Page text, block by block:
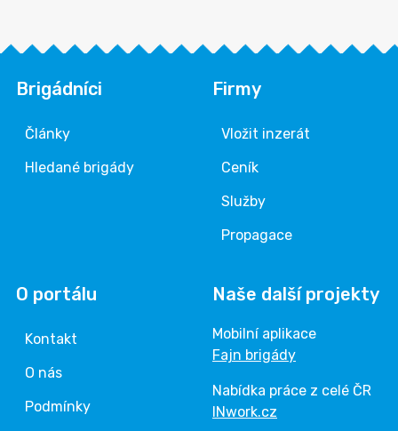
Brigádníci
Články
Hledané brigády
Firmy
Vložit inzerát
Ceník
Služby
Propagace
O portálu
Kontakt
O nás
Podmínky
Naše další projekty
Mobilní aplikace
Fajn brigády
Nabídka práce z celé ČR
INwork.cz